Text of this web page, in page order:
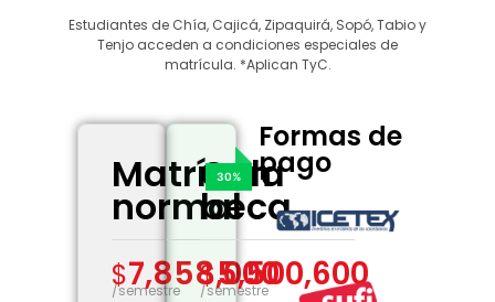
Estudiantes de Chía, Cajicá, Zipaquirá, Sopó, Tabio y
Tenjo acceden a condiciones especiales de
matrícula. *Aplican TyC.
Matrícula
normal
$7,858,000
/semestre
Con
beca
$5,500,600
/semestre
Formas de
pago